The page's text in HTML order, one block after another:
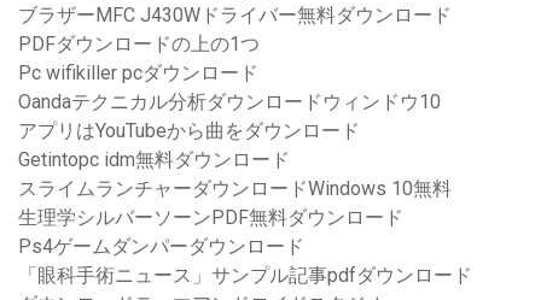
ブラザーMFC J430Wドライバー無料ダウンロード
PDFダウンロードの上の1つ
Pc wifikiller pcダウンロード
Oandaテクニカル分析ダウンロードウィンドウ10
アプリはYouTubeから曲をダウンロード
Getintopc idm無料ダウンロード
スライムランチャーダウンロードWindows 10無料
生理学シルバーソーンPDF無料ダウンロード
Ps4ゲームダンパーダウンロード
「眼科手術ニュース」サンプル記事pdfダウンロード